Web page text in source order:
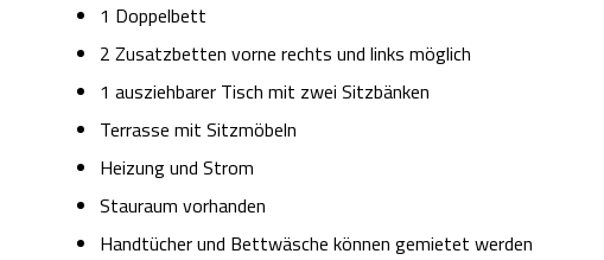
1 Doppelbett
2 Zusatzbetten vorne rechts und links möglich
1 ausziehbarer Tisch mit zwei Sitzbänken
Terrasse mit Sitzmöbeln
Heizung und Strom
Stauraum vorhanden
Handtücher und Bettwäsche können gemietet werden